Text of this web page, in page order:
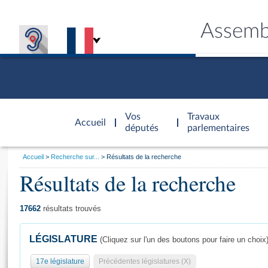
Accueil
d'accueil
Vos
députés
Travaux
parlementaires
Général
Vous
Accueil Recherche sur... Résultats de la recherche
Résultats de la recherche
17662 résultats trouvés
LÉGISLATURE (Cliquez sur l'un des boutons pour faire un choix)
17e législature Précédentes législatures (X)